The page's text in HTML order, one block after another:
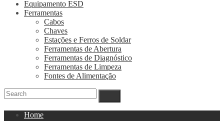
Equipamento ESD
Ferramentas
Cabos
Chaves
Estações e Ferros de Soldar
Ferramentas de Abertura
Ferramentas de Diagnóstico
Ferramentas de Limpeza
Fontes de Alimentação
Home